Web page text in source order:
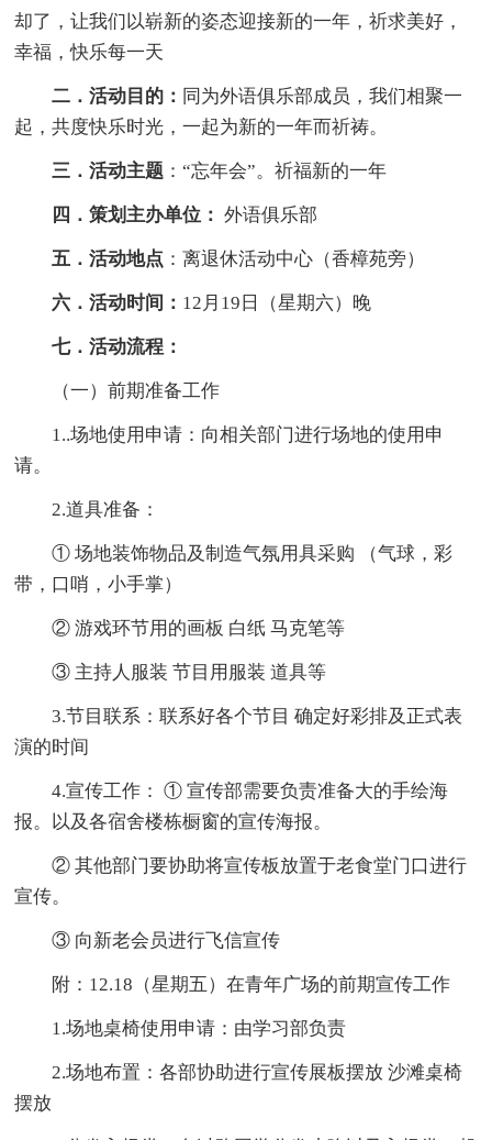
却了，让我们以崭新的姿态迎接新的一年，祈求美好，
幸福，快乐每一天
二．活动目的： 同为外语俱乐部成员，我们相聚一
起，共度快乐时光，一起为新的一年而祈祷。
三．活动主题 ：“忘年会”。祈福新的一年
四．策划主办单位： 外语俱乐部
五．活动地点 ：离退休活动中心（香樟苑旁）
六．活动时间： 12月19日（星期六）晚
七．活动流程：
（一）前期准备工作
1..场地使用申请：向相关部门进行场地的使用申
请。
2.道具准备：
① 场地装饰物品及制造气氛用具采购 （气球，彩
带，口哨，小手掌）
② 游戏环节用的画板 白纸 马克笔等
③ 主持人服装 节目用服装 道具等
3.节目联系：联系好各个节目 确定好彩排及正式表
演的时间
4.宣传工作： ① 宣传部需要负责准备大的手绘海
报。以及各宿舍楼栋橱窗的宣传海报。
② 其他部门要协助将宣传板放置于老食堂门口进行
宣传。
③ 向新老会员进行飞信宣传
附：12.18（星期五）在青年广场的前期宣传工作
1.场地桌椅使用申请：由学习部负责
2.场地布置：各部协助进行宣传展板摆放 沙滩桌椅
摆放